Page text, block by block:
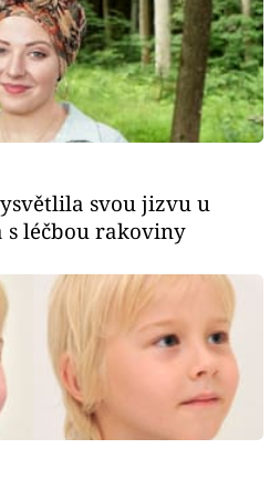
svou jizvu u
léčbou rakoviny